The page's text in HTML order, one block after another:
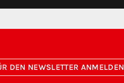
DEN NEWSLETTER ANMELDEN